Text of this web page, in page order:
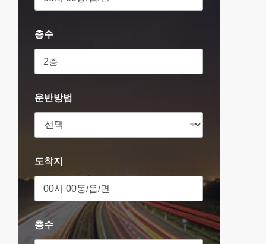
층수
운반방법
도착지
층수